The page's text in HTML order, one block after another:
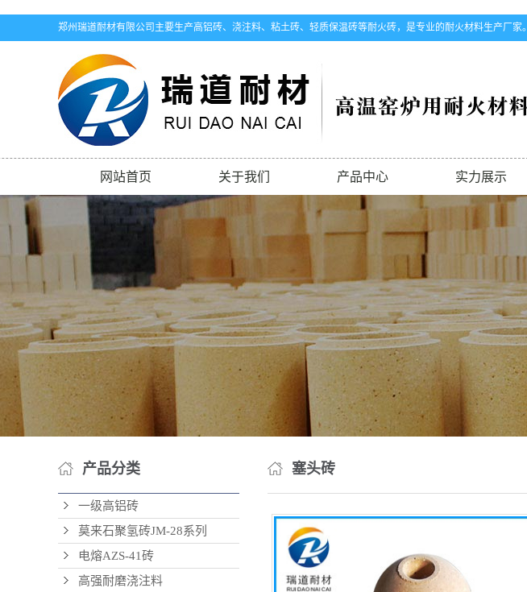
郑州瑞道耐材有限公司主要生产高铝砖、浇注料、粘土砖、轻质保温砖等耐火砖，是专业的耐火材料生产厂家。
网站首页 关于我们 产品中心
耐火砖
轻质保温砖
电熔锆刚玉砖
耐火浇注料
浇注料预制件
耐火骨料
铸造行业用耐材
玻璃行业用耐材
化工行业用耐材
实力展示
厂房设备
产品分类
一级高铝砖
莫来石聚氢砖JM-28系列
电熔AZS-41砖
高强耐磨浇注料
塞头砖